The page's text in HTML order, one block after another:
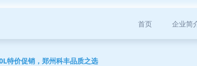
首页 企业简
特价促销，郑州科丰品质之选